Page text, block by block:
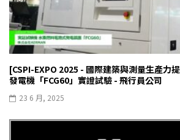
[CSPI-EXPO 2025 - 國際建築與測量生產力
發電機「FCG60」實證試驗 - 飛行員公司
23 6 月, 2025